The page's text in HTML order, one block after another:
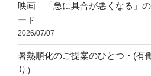
映画 「急に具合が悪くなる」の
ード
2026/07/07
暑熱順化のご提案のひとつ・(有
り）